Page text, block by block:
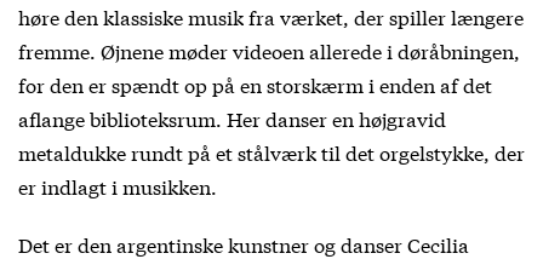
høre den klassiske musik fra værket, der spiller længere
fremme. Øjnene møder videoen allerede i døråbningen,
for den er spændt op på en storskærm i enden af det
aflange biblioteksrum. Her danser en højgravid
metaldukke rundt på et stålværk til det orgelstykke, der
er indlagt i musikken.
Det er den argentinske kunstner og danser Cecilia